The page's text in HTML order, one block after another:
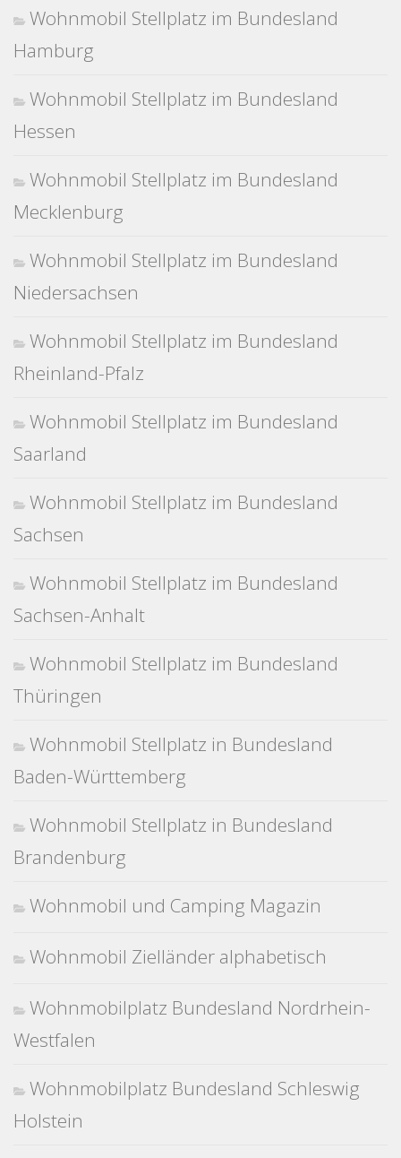
Wohnmobil Stellplatz im Bundesland
Hamburg
Wohnmobil Stellplatz im Bundesland
Hessen
Wohnmobil Stellplatz im Bundesland
Mecklenburg
Wohnmobil Stellplatz im Bundesland
Niedersachsen
Wohnmobil Stellplatz im Bundesland
Rheinland-Pfalz
Wohnmobil Stellplatz im Bundesland
Saarland
Wohnmobil Stellplatz im Bundesland
Sachsen
Wohnmobil Stellplatz im Bundesland
Sachsen-Anhalt
Wohnmobil Stellplatz im Bundesland
Thüringen
Wohnmobil Stellplatz in Bundesland
Baden-Württemberg
Wohnmobil Stellplatz in Bundesland
Brandenburg
Wohnmobil und Camping Magazin
Wohnmobil Zielländer alphabetisch
Wohnmobilplatz Bundesland Nordrhein-
Westfalen
Wohnmobilplatz Bundesland Schleswig
Holstein